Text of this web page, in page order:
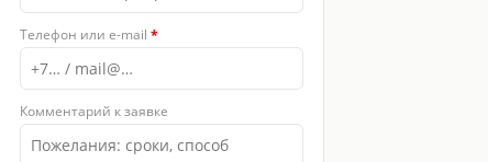
Телефон или e-mail *
Комментарий к заявке